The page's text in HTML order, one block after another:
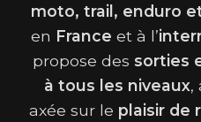
moto, trail, enduro
en France et à l’
propose des sorties
à tous les niveaux,
axée sur le plaisir de